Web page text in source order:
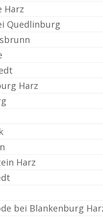
Harz
Quedlinburg
Harz
Harz
bei Blankenburg